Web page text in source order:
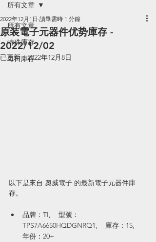
所有文章
特殊庫存
每日庫存
所有文章
原装電子元器件优势庫存 -
2022/12/02
2022年12月1日 讀畢需時 1 分鐘
已更新：2022年12月8日
以下是來自 奧威電子 的最新電子元器件庫
存。
品牌：TI,    型號：
TPS7A6650HQDGNRQ1,    庫存：15,
年份：20+